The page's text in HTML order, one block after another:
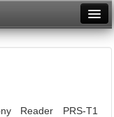
Reader PRS-T1